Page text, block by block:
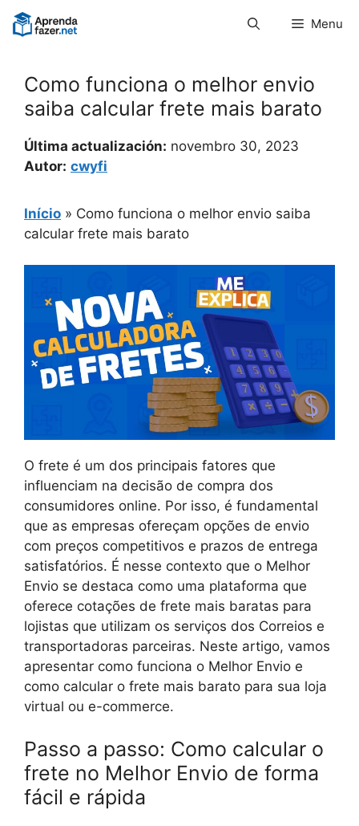
Pular
para
Menu
Como funciona o melhor envio
saiba calcular frete mais barato
Última actualización: novembro 30, 2023
Autor: cwyfi
Início » Como funciona o melhor envio saiba
calcular frete mais barato
O frete é um dos principais fatores que
influenciam na decisão de compra dos
consumidores online. Por isso, é fundamental
que as empresas ofereçam opções de envio
com preços competitivos e prazos de entrega
satisfatórios. É nesse contexto que o Melhor
Envio se destaca como uma plataforma que
oferece cotações de frete mais baratas para
lojistas que utilizam os serviços dos Correios e
transportadoras parceiras. Neste artigo, vamos
apresentar como funciona o Melhor Envio e
como calcular o frete mais barato para sua loja
virtual ou e-commerce.
Passo a passo: Como calcular o
frete no Melhor Envio de forma
fácil e rápida